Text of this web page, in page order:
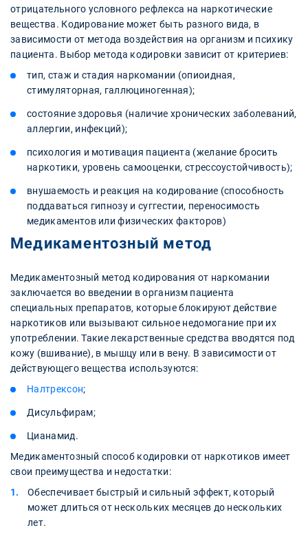
отрицательного условного рефлекса на наркотические
вещества. Кодирование может быть разного вида, в
зависимости от метода воздействия на организм и психику
пациента. Выбор метода кодировки зависит от критериев:
тип, стаж и стадия наркомании (опиоидная,
стимуляторная, галлюциногенная);
состояние здоровья (наличие хронических заболеваний,
аллергии, инфекций);
психология и мотивация пациента (желание бросить
наркотики, уровень самооценки, стрессоустойчивость);
внушаемость и реакция на кодирование (способность
поддаваться гипнозу и суггестии, переносимость
медикаментов или физических факторов)
Медикаментозный метод
Медикаментозный метод кодирования от наркомании
заключается во введении в организм пациента
специальных препаратов, которые блокируют действие
наркотиков или вызывают сильное недомогание при их
употреблении. Такие лекарственные средства вводятся под
кожу (вшивание), в мышцу или в вену. В зависимости от
действующего вещества используются:
Налтрексон;
Дисульфирам;
Цианамид.
Медикаментозный способ кодировки от наркотиков имеет
свои преимущества и недостатки:
Обеспечивает быстрый и сильный эффект, который
может длиться от нескольких месяцев до нескольких
лет.